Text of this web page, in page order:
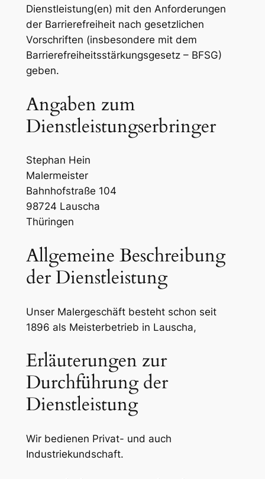
Dienstleistung(en) mit den Anforderungen
der Barrierefreiheit nach gesetzlichen
Vorschriften (insbesondere mit dem
Barrierefreiheitsstärkungsgesetz – BFSG)
geben.
Angaben zum
Dienstleistungserbringer
Stephan Hein
Malermeister
Bahnhofstraße 104
98724 Lauscha
Thüringen
Allgemeine Beschreibung
der Dienstleistung
Unser Malergeschäft besteht schon seit
1896 als Meisterbetrieb in Lauscha,
Erläuterungen zur
Durchführung der
Dienstleistung
Wir bedienen Privat- und auch
Industriekundschaft.